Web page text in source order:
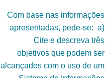
Com base nas informações
apresentadas, pede-se: a)
Cite e descreva três
objetivos que podem ser
alcançados com o uso de um